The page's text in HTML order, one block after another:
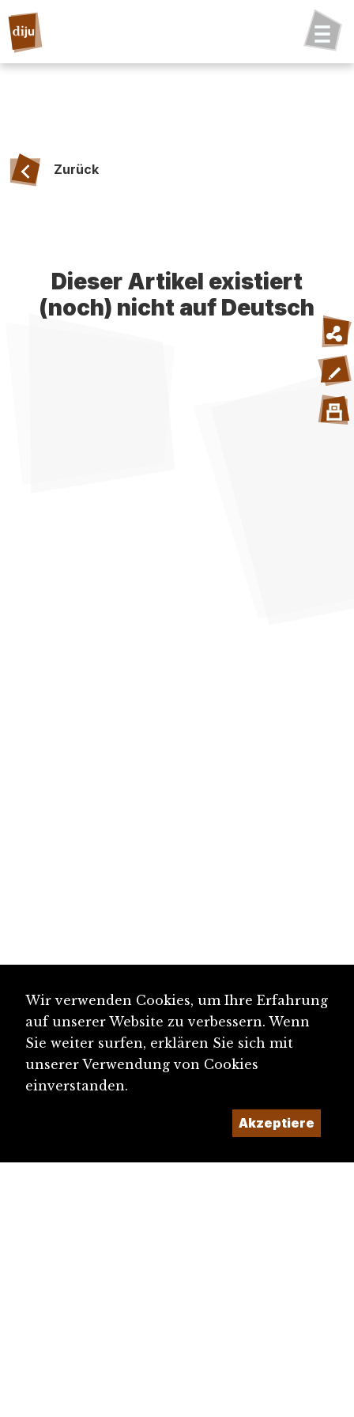
Zurück
Dieser Artikel existiert
(noch) nicht auf Deutsch
Wir verwenden Cookies, um Ihre Erfahrung
auf unserer Website zu verbessern. Wenn
Sie weiter surfen, erklären Sie sich mit
unserer Verwendung von Cookies
einverstanden.
Akzeptiere